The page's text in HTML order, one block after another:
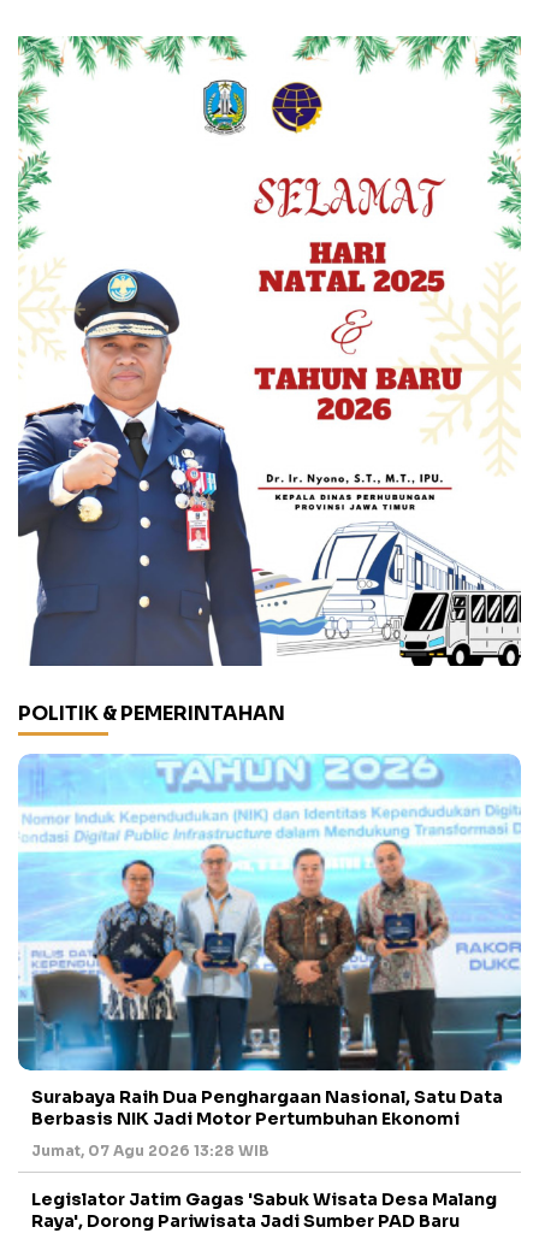
POLITIK & PEMERINTAHAN
Surabaya Raih Dua Penghargaan Nasional, Satu Data
Berbasis NIK Jadi Motor Pertumbuhan Ekonomi
Jumat, 07 Agu 2026 13:28 WIB
Legislator Jatim Gagas 'Sabuk Wisata Desa Malang
Raya', Dorong Pariwisata Jadi Sumber PAD Baru